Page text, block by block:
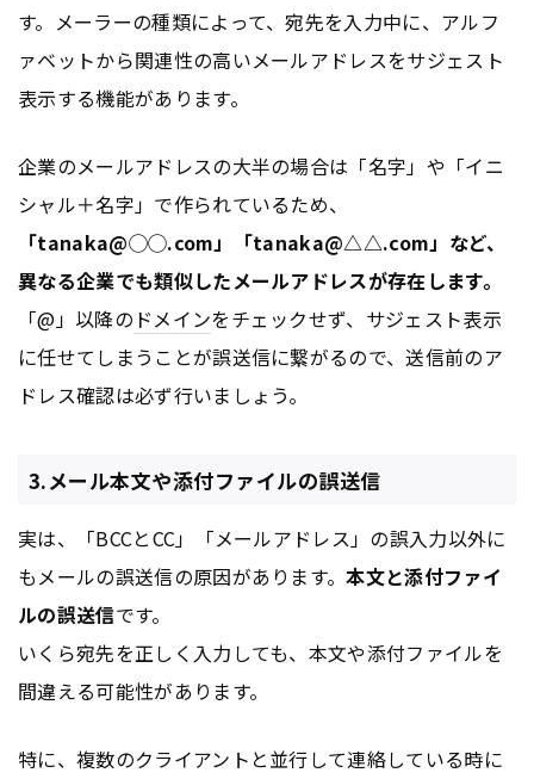
す。メーラーの種類によって、宛先を入力中に、アルフ
ァベットから関連性の高いメールアドレスをサジェスト
表示する機能があります。
企業のメールアドレスの大半の場合は「名字」や「イニ
シャル＋名字」で作られているため、
「tanaka@◯◯.com」「tanaka@△△.com」など、
異なる企業でも類似したメールアドレスが存在します。
「@」以降の ドメインをチェックせず、サジェスト表示
に任せてしまうことが誤送信に繋がるので、送信前のア
ドレス確認は必ず行いましょう。
3.メール本文や添付ファイルの誤送信
実は、「BCCとCC」「メールアドレス」の誤入力以外に
もメールの誤送信の原因があります。本文と添付ファイ
ルの誤送信です。
いくら宛先を正しく入力しても、本文や添付ファイルを
間違える可能性があります。
特に、複数のクライアントと並行して連絡している時に